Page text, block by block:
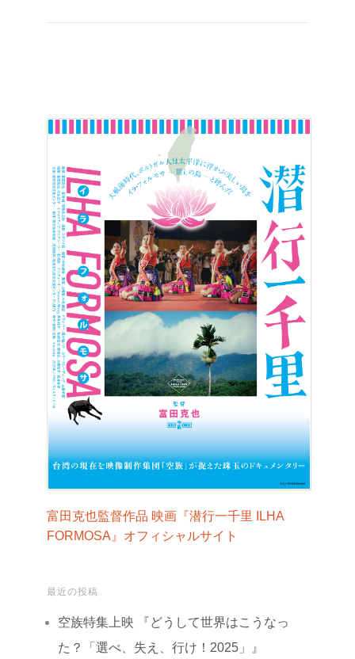
富田克也監督作品 映画『潜行一千里 ILHA
FORMOSA』オフィシャルサイト
最近の投稿
空族特集上映 『どうして世界はこうなっ
た？「選べ、失え、行け！2025」』